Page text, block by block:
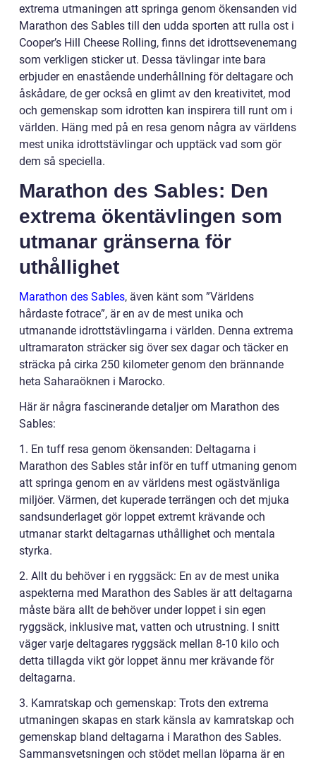
extrema utmaningen att springa genom ökensanden vid
Marathon des Sables till den udda sporten att rulla ost i
Cooper’s Hill Cheese Rolling, finns det idrottsevenemang
som verkligen sticker ut. Dessa tävlingar inte bara
erbjuder en enastående underhållning för deltagare och
åskådare, de ger också en glimt av den kreativitet, mod
och gemenskap som idrotten kan inspirera till runt om i
världen. Häng med på en resa genom några av världens
mest unika idrottstävlingar och upptäck vad som gör
dem så speciella.
Marathon des Sables: Den
extrema ökentävlingen som
utmanar gränserna för
uthållighet
Marathon des Sables, även känt som ”Världens
hårdaste fotrace”, är en av de mest unika och
utmanande idrottstävlingarna i världen. Denna extrema
ultramaraton sträcker sig över sex dagar och täcker en
sträcka på cirka 250 kilometer genom den brännande
heta Saharaöknen i Marocko.
Här är några fascinerande detaljer om Marathon des
Sables:
1. En tuff resa genom ökensanden: Deltagarna i
Marathon des Sables står inför en tuff utmaning genom
att springa genom en av världens mest ogästvänliga
miljöer. Värmen, det kuperade terrängen och det mjuka
sandsunderlaget gör loppet extremt krävande och
utmanar starkt deltagarnas uthållighet och mentala
styrka.
2. Allt du behöver i en ryggsäck: En av de mest unika
aspekterna med Marathon des Sables är att deltagarna
måste bära allt de behöver under loppet i sin egen
ryggsäck, inklusive mat, vatten och utrustning. I snitt
väger varje deltagares ryggsäck mellan 8-10 kilo och
detta tillagda vikt gör loppet ännu mer krävande för
deltagarna.
3. Kamratskap och gemenskap: Trots den extrema
utmaningen skapas en stark känsla av kamratskap och
gemenskap bland deltagarna i Marathon des Sables.
Sammansvetsningen och stödet mellan löparna är en